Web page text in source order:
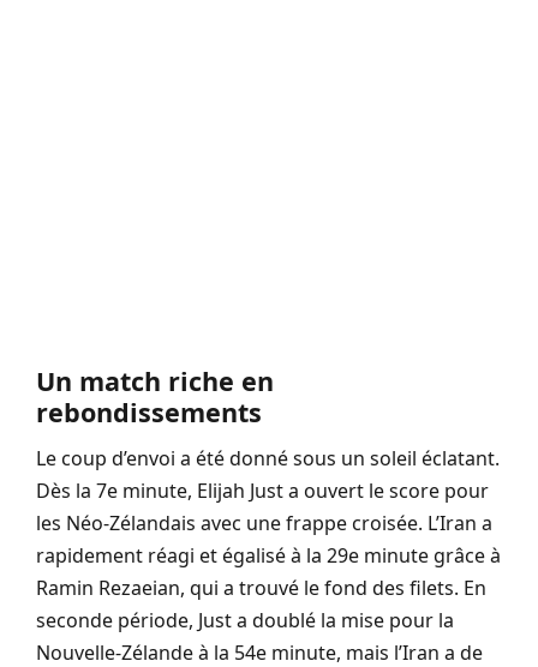
Un match riche en
rebondissements
Le coup d’envoi a été donné sous un soleil éclatant.
Dès la 7e minute, Elijah Just a ouvert le score pour
les Néo-Zélandais avec une frappe croisée. L’Iran a
rapidement réagi et égalisé à la 29e minute grâce à
Ramin Rezaeian, qui a trouvé le fond des filets. En
seconde période, Just a doublé la mise pour la
Nouvelle-Zélande à la 54e minute, mais l’Iran a de